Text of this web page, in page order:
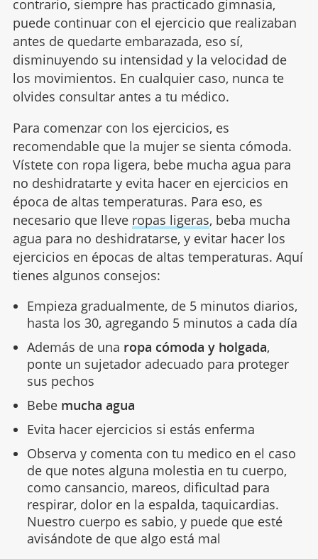
contrario, siempre has practicado gimnasia,
puede continuar con el ejercicio que realizaban
antes de quedarte embarazada, eso sí,
disminuyendo su intensidad y la velocidad de
los movimientos. En cualquier caso, nunca te
olvides consultar antes a tu médico.
Para comenzar con los ejercicios, es
recomendable que la mujer se sienta cómoda.
Vístete con ropa ligera, bebe mucha agua para
no deshidratarte y evita hacer en ejercicios en
época de altas temperaturas. Para eso, es
necesario que lleve ropas ligeras, beba mucha
agua para no deshidratarse, y evitar hacer los
ejercicios en épocas de altas temperaturas. Aquí
tienes algunos consejos:
Empieza gradualmente, de 5 minutos diarios,
hasta los 30, agregando 5 minutos a cada día
Además de una ropa cómoda y holgada,
ponte un sujetador adecuado para proteger
sus pechos
Bebe mucha agua
Evita hacer ejercicios si estás enferma
Observa y comenta con tu medico en el caso
de que notes alguna molestia en tu cuerpo,
como cansancio, mareos, dificultad para
respirar, dolor en la espalda, taquicardias.
Nuestro cuerpo es sabio, y puede que esté
avisándote de que algo está mal